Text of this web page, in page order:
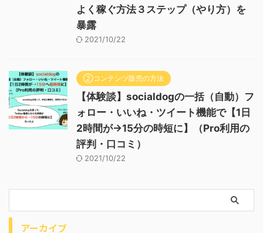
よく稼ぐ方法３ステップ（やり方）を
暴露
2021/10/22
②コンテンツ販売の方法
【体験談】socialdogの一括（自動）フ
ォロー・いいね・ツイート機能で【1日
2時間が→15分の時短に】（Pro利用の
評判・口コミ）
2021/10/22
アーカイブ